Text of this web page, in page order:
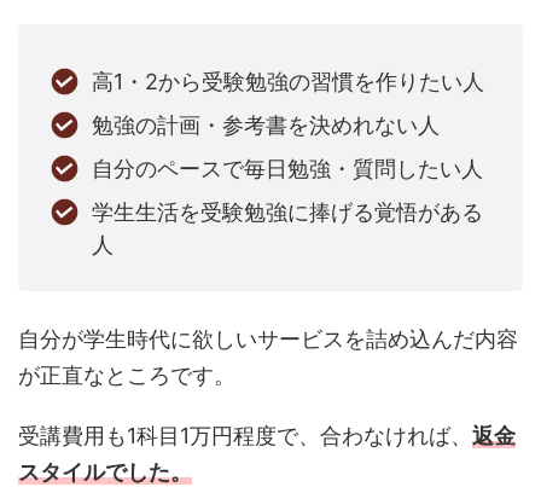
高1・2から受験勉強の習慣を作りたい人
勉強の計画・参考書を決めれない人
自分のペースで毎日勉強・質問したい人
学生生活を受験勉強に捧げる覚悟がある
人
自分が学生時代に欲しいサービスを詰め込んだ内容
が正直なところです。
受講費用も1科目1万円程度で、合わなければ、 返金
スタイルでした。